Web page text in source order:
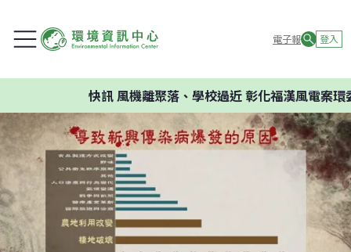
電子報 登入
風機離聚落、學校過近 彰化福漢風電案環委建議不